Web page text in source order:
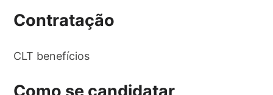
Contratação
CLT benefícios